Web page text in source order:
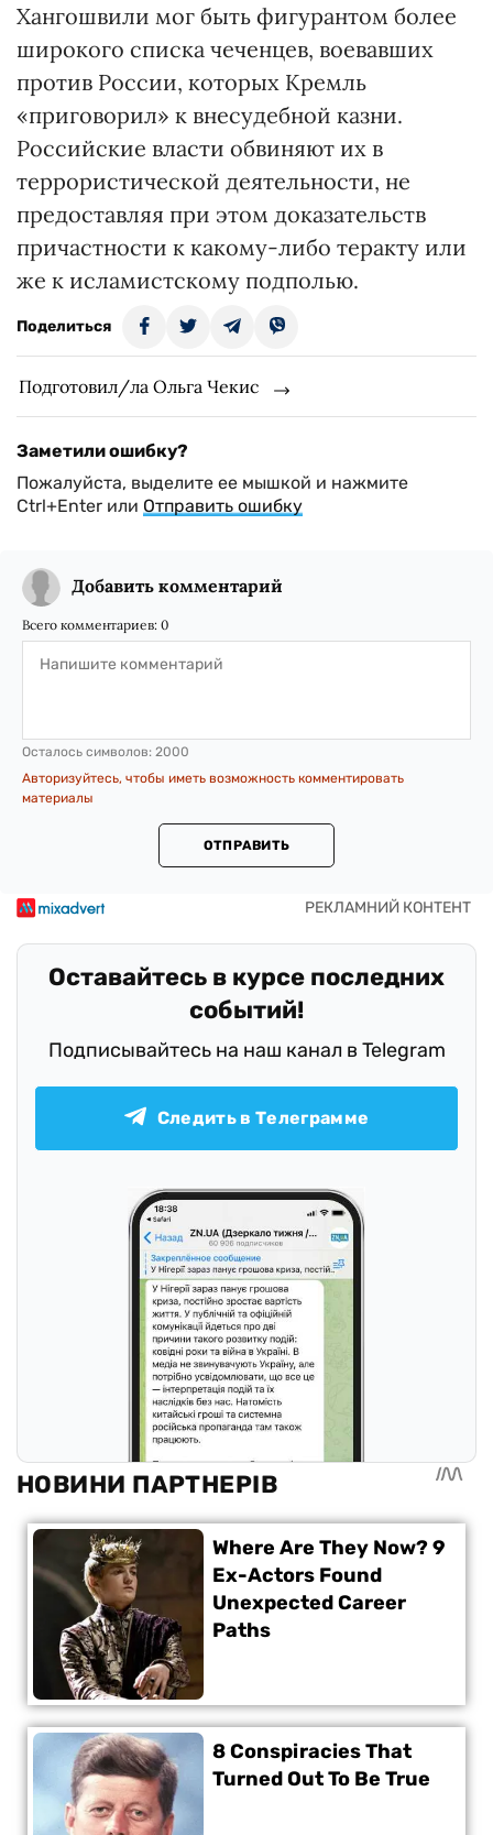
Хангошвили мог быть фигурантом более
широкого списка чеченцев, воевавших
против России, которых Кремль
«приговорил» к внесудебной казни.
Российские власти обвиняют их в
террористической деятельности, не
предоставляя при этом доказательств
причастности к какому-либо теракту или
же к исламистскому подполью.
Поделиться
Подготовил/ла Ольга Чекис
Заметили ошибку?
Пожалуйста, выделите ее мышкой и нажмите
Ctrl+Enter или Отправить ошибку
Добавить комментарий
Всего комментариев: 0
Осталось символов: 2000
Авторизуйтесь, чтобы иметь возможность комментировать
материалы
ОТПРАВИТЬ
Оставайтесь в курсе последних
событий!
Подписывайтесь на наш канал в Telegram
Следить в Телеграмме